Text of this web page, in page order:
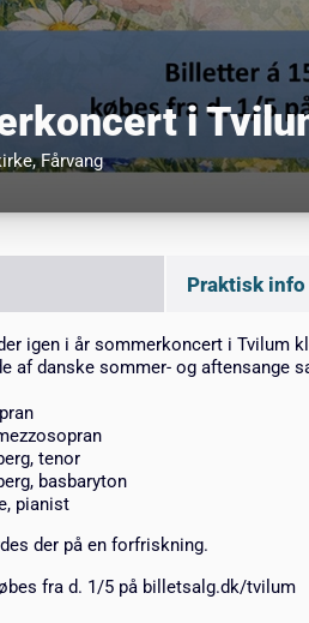
i
, Fårvang
Praktisk info
igen i år sommerkoncert i Tvilum
af danske sommer- og aftensange
tenor
basbaryton
pianist
der på en forfriskning.
fra d. 1/5 på billetsalg.dk/tvilum